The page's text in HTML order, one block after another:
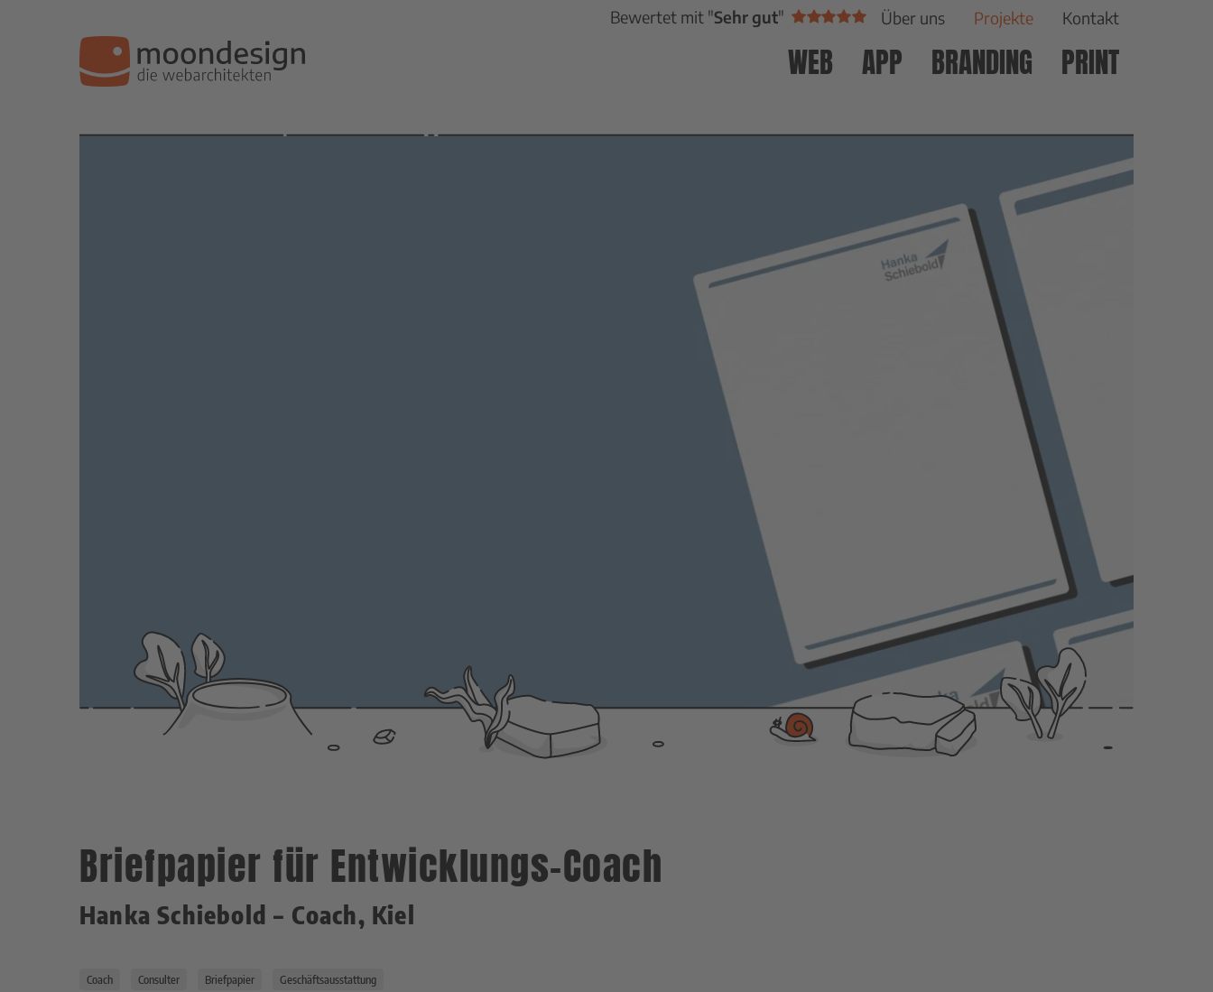
Bewertet mit "Sehr gut" Über uns Projekte Kontakt
WEB APP BRANDING PRINT
Briefpapier für Entwicklungs-Coach
Hanka Schiebold – Coach, Kiel
Coach Consulter Briefpapier Geschäftsausstattung